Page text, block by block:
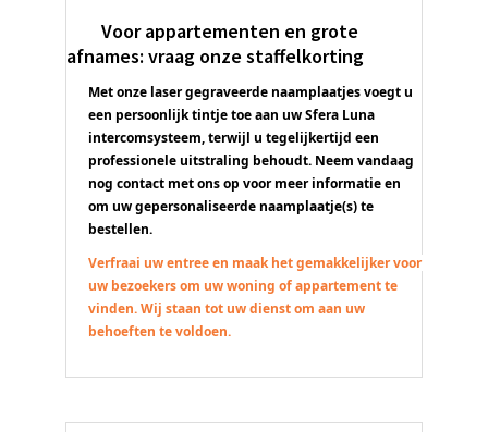
Voor appartementen en grote
afnames: vraag onze staffelkorting
Met onze laser gegraveerde naamplaatjes voegt u
een persoonlijk tintje toe aan uw Sfera Luna
intercomsysteem, terwijl u tegelijkertijd een
professionele uitstraling behoudt. Neem vandaag
nog contact met ons op voor meer informatie en
om uw gepersonaliseerde naamplaatje(s) te
bestellen.
Verfraai uw entree en maak het gemakkelijker voor
uw bezoekers om uw woning of appartement te
vinden. Wij staan tot uw dienst om aan uw
behoeften te voldoen.